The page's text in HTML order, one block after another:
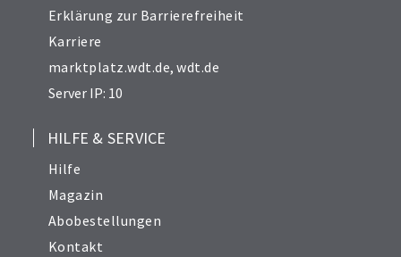
Erklärung zur Barrierefreiheit
Karriere
marktplatz.wdt.de,wdt.de
Server IP: 10
HILFE & SERVICE
Hilfe
Magazin
Abobestellungen
Kontakt